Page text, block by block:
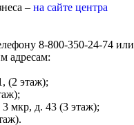
– на сайте центра
8-800-350-24-74 или
адресам:
(2 этаж);
мкр, д. 43 (3 этаж);